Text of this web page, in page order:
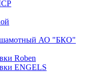
шамотный АО "БКО"
Roben
ENGELS